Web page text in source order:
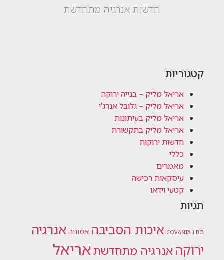
חדשות אנרגיה מתחדשת
קטגוריות
אריאל מליק – בנייה ירוקה
אריאל מליק – גלובל אנרג'י
אריאל מליק בעיתונות
אריאל מליק בתקשורת
חדשות ירוקות
כללי
מאמרים
עיסקאות רכישה
קטעי וידאו
תגיות
COVANTA LBO איכות הסביבה אמוניה אנרגיה
ירוקהאנרגיה מתחדשתאריאל